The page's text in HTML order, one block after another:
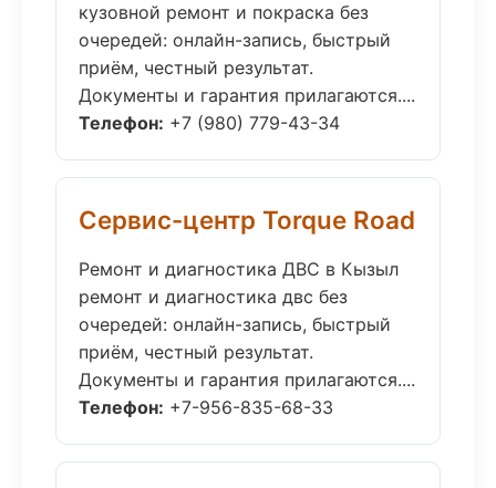
кузовной ремонт и покраска без
очередей: онлайн-запись, быстрый
приём, честный результат.
Документы и гарантия прилагаются....
Телефон: +7 (980) 779-43-34
Сервис-центр Torque Road
Ремонт и диагностика ДВС в Кызыл
ремонт и диагностика двс без
очередей: онлайн-запись, быстрый
приём, честный результат.
Документы и гарантия прилагаются....
Телефон: +7-956-835-68-33